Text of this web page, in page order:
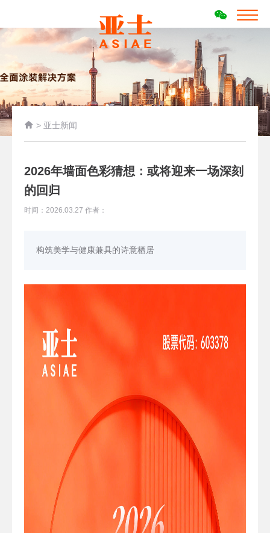
 > 亚士新闻
2026年墙面色彩猜想：或将迎来一场深刻
的回归
时间：2026.03.27 作者：
构筑美学与健康兼具的诗意栖居